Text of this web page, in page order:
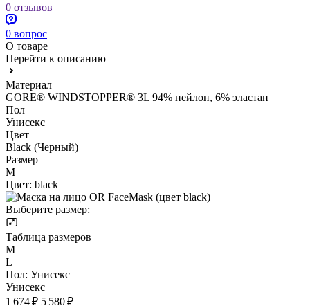
0 отзывов
0 вопрос
О товаре
Перейти к описанию
Материал
GORE® WINDSTOPPER® 3L 94% нейлон, 6% эластан
Пол
Унисекс
Цвет
Black (Черный)
Размер
M
Цвет: black
Выберите размер:
Таблица размеров
M
L
Пол: Унисекс
Унисекс
1 674 ₽ 5 580 ₽